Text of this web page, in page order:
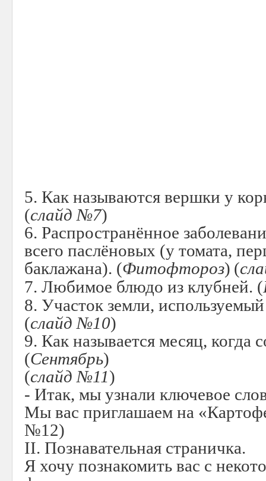
5. Как называются вершки у
(слайд №7)
6. Распространённое
всего паслёновых (у томата,
баклажана). (Фитофтороз) (
7. Любимое блюдо из клубней. (
8. Участок земли,
(слайд №10)
9. Как называется месяц, когда
(Сентябрь)
(слайд №11)
- Итак, мы узнали ключевое
Мы вас приглашаем на
№12)
II. Познавательная страничка.
Я хочу познакомить вас с